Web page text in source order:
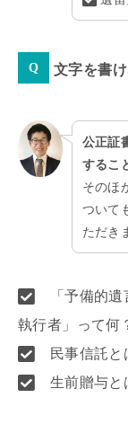
文字を書
公正証
するこ
そのほ
ついて
ただき
「予備的遺
執行者」って何
民事信託と
生前贈与と